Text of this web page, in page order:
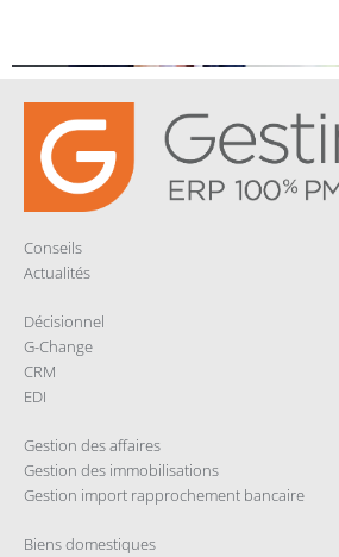
Conseils
Actualités
Décisionnel
G-Change
CRM
EDI
Gestion des affaires
Gestion des immobilisations
Gestion import rapprochement bancaire
Biens domestiques